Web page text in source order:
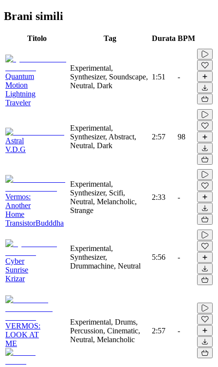
Brani simili
Titolo Tag Durata BPM
Quantum
Motion
Lightning
Traveler
Experimental,
Synthesizer, Soundscape,
Neutral, Dark
1:51 -
Astral
V.D.G
Experimental,
Synthesizer, Abstract,
Neutral, Dark
2:57 98
Vermos:
Another
Home
TransistorBudddha
Experimental,
Synthesizer, Scifi,
Neutral, Melancholic,
Strange
2:33 -
Cyber
Sunrise
Krizar
Experimental,
Synthesizer,
Drummachine, Neutral
5:56 -
VERMOS:
LOOK AT
ME
Experimental, Drums,
Percussion, Cinematic,
Neutral, Melancholic
2:57 -